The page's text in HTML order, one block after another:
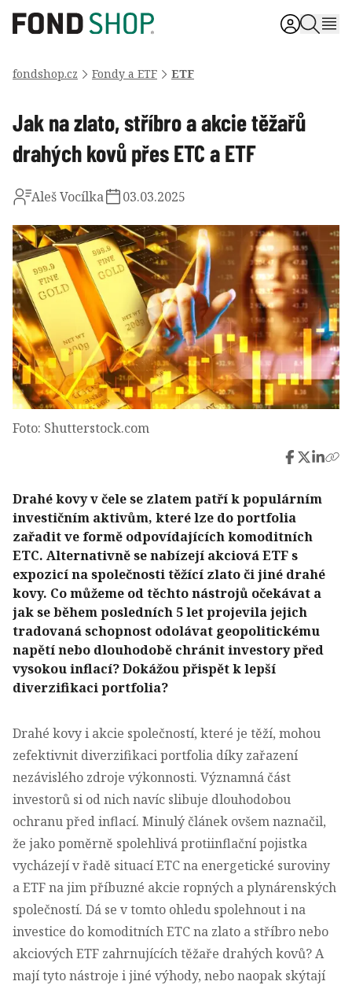
fondshop.cz Fondy a ETF ETF
Jak na zlato, stříbro a akcie těžařů
drahých kovů přes ETC a ETF
Aleš Vocílka 03.03.2025
Foto: Shutterstock.com
Drahé kovy v čele se zlatem patří k populárním
investičním aktivům, které lze do portfolia
zařadit ve formě odpovídajících komoditních
ETC. Alternativně se nabízejí akciová ETF s
expozicí na společnosti těžící zlato či jiné drahé
kovy. Co můžeme od těchto nástrojů očekávat a
jak se během posledních 5 let projevila jejich
tradovaná schopnost odolávat geopolitickému
napětí nebo dlouhodobě chránit investory před
vysokou inflací? Dokážou přispět k lepší
diverzifikaci portfolia?
Drahé kovy i akcie společností, které je těží, mohou
zefektivnit diverzifikaci portfolia díky zařazení
nezávislého zdroje výkonnosti. Významná část
investorů si od nich navíc slibuje dlouhodobou
ochranu před inflací. Minulý článek ovšem naznačil,
že jako poměrně spolehlivá protiinflační pojistka
vycházejí v řadě situací ETC na energetické suroviny
a ETF na jim příbuzné akcie ropných a plynárenských
společností. Dá se v tomto ohledu spolehnout i na
investice do komoditních ETC na zlato a stříbro nebo
akciových ETF zahrnujících těžaře drahých kovů? A
mají tyto nástroje i jiné výhody, nebo naopak skýtají